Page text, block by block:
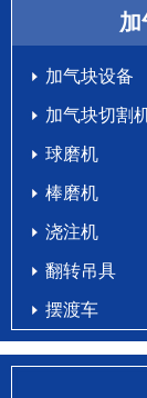
加
加气块设备
加气块切割
球磨机
棒磨机
浇注机
翻转吊具
摆渡车